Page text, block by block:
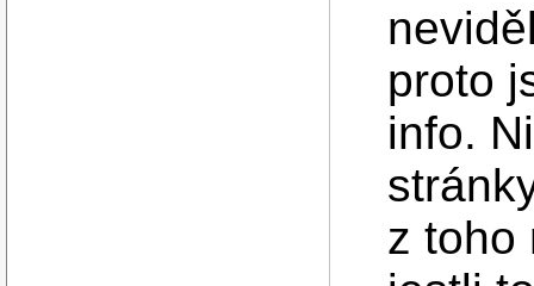
proto
info.
z toho